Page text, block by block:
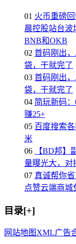
01 火币重磅
晨控股站台波
BNB和OKB
02 首码刚出
袋，干就完了
03 首码刚出
袋，干就完了
04 简玩新码
赚25+
05 百度搜索
米
06
【BD邦】
量曝光大，对
07 真诚帮你
点赞云端商城
目录[+]
网站地图 XML广告